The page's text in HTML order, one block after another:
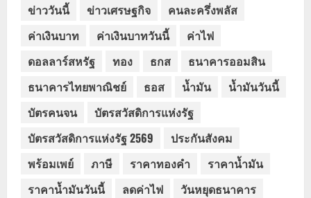
ข่าววันนี้
ข่าวเศรษฐกิจ
คนละครึ่งพลัส
ค่าเงินบาท
ค่าเงินบาทวันนี้
ค่าไฟ
ดอลลาร์สหรัฐ
ทอง ธกส
ธนาคารออมสิน
ธนาคารไทยพาณิชย์
ธอส น้ำมัน
น้ำมันวันนี้
บัตรคนจน
บัตรสวัสดิการแห่งรัฐ
บัตรสวัสดิการแห่งรัฐ 2569
ประกันสังคม
พร้อมเพย์
ภาษี ราคาทองคำ
ราคาน้ำมัน
ราคาน้ำมันวันนี้
ลดค่าไฟ
วันหยุดธนาคาร